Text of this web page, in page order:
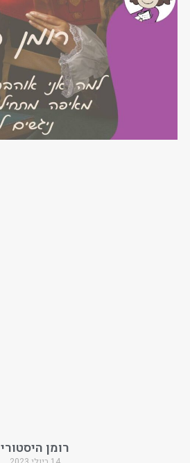
רומן היסטורי